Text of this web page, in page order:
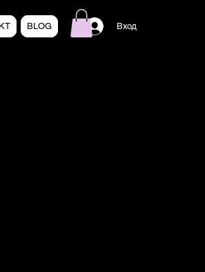
BLOG Вход